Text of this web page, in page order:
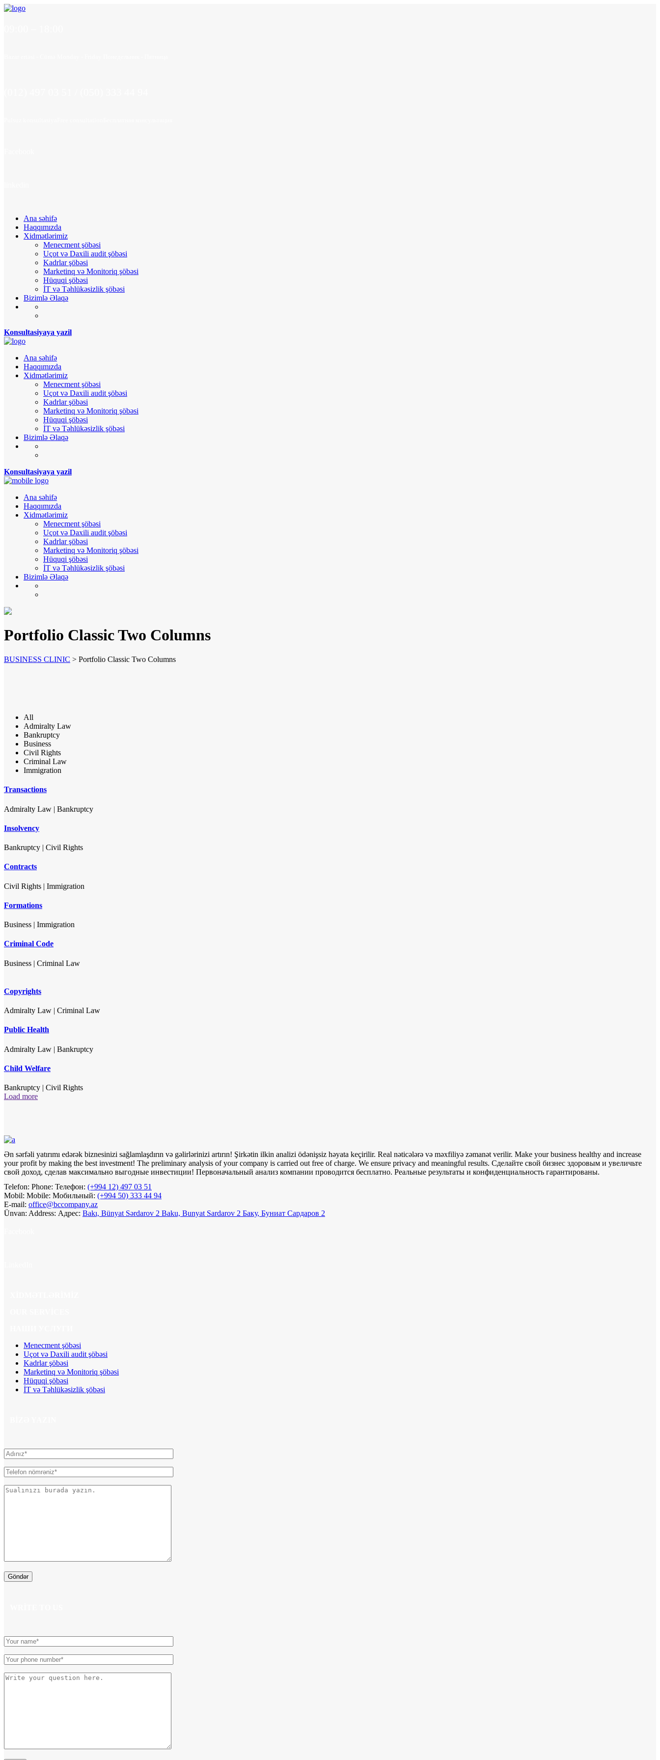
Ana səhifə
Haqqımızda
Xidmətlərimiz
Menecment şöbəsi
Uçot və Daxili audit şöbəsi
Kadrlar şöbəsi
Marketinq və Monitoriq şöbəsi
Hüquqi şöbəsi
İT və Təhlükəsizlik şöbəsi
Bizimlə Əlaqə
Konsultasiyaya yazil
Ana səhifə
Haqqımızda
Xidmətlərimiz
Menecment şöbəsi
Uçot və Daxili audit şöbəsi
Kadrlar şöbəsi
Marketinq və Monitoriq şöbəsi
Hüquqi şöbəsi
İT və Təhlükəsizlik şöbəsi
Bizimlə Əlaqə
Konsultasiyaya yazil
Ana səhifə
Haqqımızda
Xidmətlərimiz
Menecment şöbəsi
Uçot və Daxili audit şöbəsi
Kadrlar şöbəsi
Marketinq və Monitoriq şöbəsi
Hüquqi şöbəsi
İT və Təhlükəsizlik şöbəsi
Bizimlə Əlaqə
Portfolio Classic Two Columns
BUSINESS CLINIC > Portfolio Classic Two Columns
All
Admiralty Law
Bankruptcy
Business
Civil Rights
Criminal Law
Immigration
Transactions
Admiralty Law | Bankruptcy
Insolvency
Bankruptcy | Civil Rights
Contracts
Civil Rights | Immigration
Formations
Business | Immigration
Criminal Code
Business | Criminal Law
Copyrights
Admiralty Law | Criminal Law
Public Health
Admiralty Law | Bankruptcy
Child Welfare
Bankruptcy | Civil Rights
Load more
Ən sərfəli yatırımı edərək biznesinizi sağlamlaşdırın və gəlirlərinizi artırın! Şirkətin ilkin analizi ödənişsiz həyata keçirilir. Real nəticələrə və məxfiliyə zəmanət verilir. Make your business healthy and increase
your profit by making the best investment! The preliminary analysis of your company is carried out free of charge. We ensure privacy and meaningful results. Сделайте свой бизнес здоровым и увеличьте
свой доход, сделав максимально выгодные инвестиции! Первоначальный анализ компании проводится бесплатно. Реальные результаты и конфиденциальность гарантированы.
Telefon: Phone: Телефон: (+994 12) 497 03 51
Mobil: Mobile: Мобильный: (+994 50) 333 44 94
E-mail: office@bccompany.az
Ünvan: Address: Адрес: Bakı, Bünyat Sərdarov 2 Baku, Bunyat Sardarov 2 Баку, Буниат Сардаров 2
Menecment şöbəsi
Uçot və Daxili audit şöbəsi
Kadrlar şöbəsi
Marketinq və Monitoriq şöbəsi
Hüquqi şöbəsi
İT və Təhlükəsizlik şöbəsi